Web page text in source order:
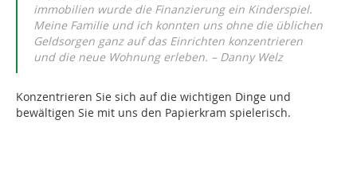
immobilien wurde die Finanzierung ein Kinderspiel.
Meine Familie und ich konnten uns ohne die üblichen
Geldsorgen ganz auf das Einrichten konzentrieren
und die neue Wohnung erleben. – Danny Welz
Konzentrieren Sie sich auf die wichtigen Dinge und
bewältigen Sie mit uns den Papierkram spielerisch.